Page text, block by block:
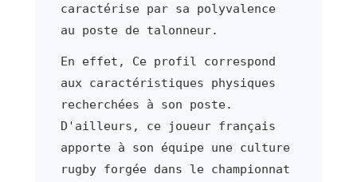
caractérise par sa polyvalence
au poste de talonneur.
En effet, Ce profil correspond
aux caractéristiques physiques
recherchées à son poste.
D'ailleurs, ce joueur français
apporte à son équipe une culture
rugby forgée dans le championnat